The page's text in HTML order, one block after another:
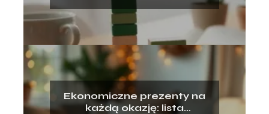
Ekonomiczne prezenty na
każdą okazję: lista